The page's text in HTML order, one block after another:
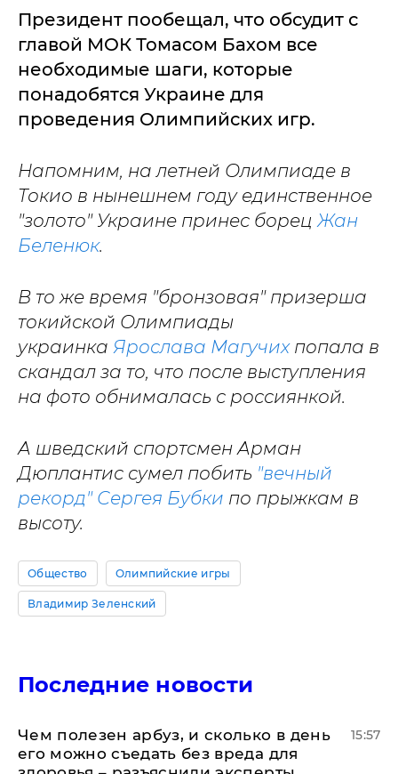
Президент пообещал, что обсудит с
главой МОК Томасом Бахом все
необходимые шаги, которые
понадобятся Украине для
проведения Олимпийских игр.
Напомним, на летней Олимпиаде в
Токио в нынешнем году единственное
"золото" Украине принес борецЖан
Беленюк.
В то же время "бронзовая" призерша
токийской Олимпиады
украинка Ярослава Магучихпопала в
скандал за то, что после выступления
на фото обнималась с россиянкой.
А шведский спортсмен Арман
Дюплантис сумел побить "вечный
рекорд" Сергея Бубки по прыжкам в
высоту.
Общество Олимпийские игры
Владимир Зеленский
Последние новости
Чем полезен арбуз, и сколько в день
его можно съедать без вреда для
15:57